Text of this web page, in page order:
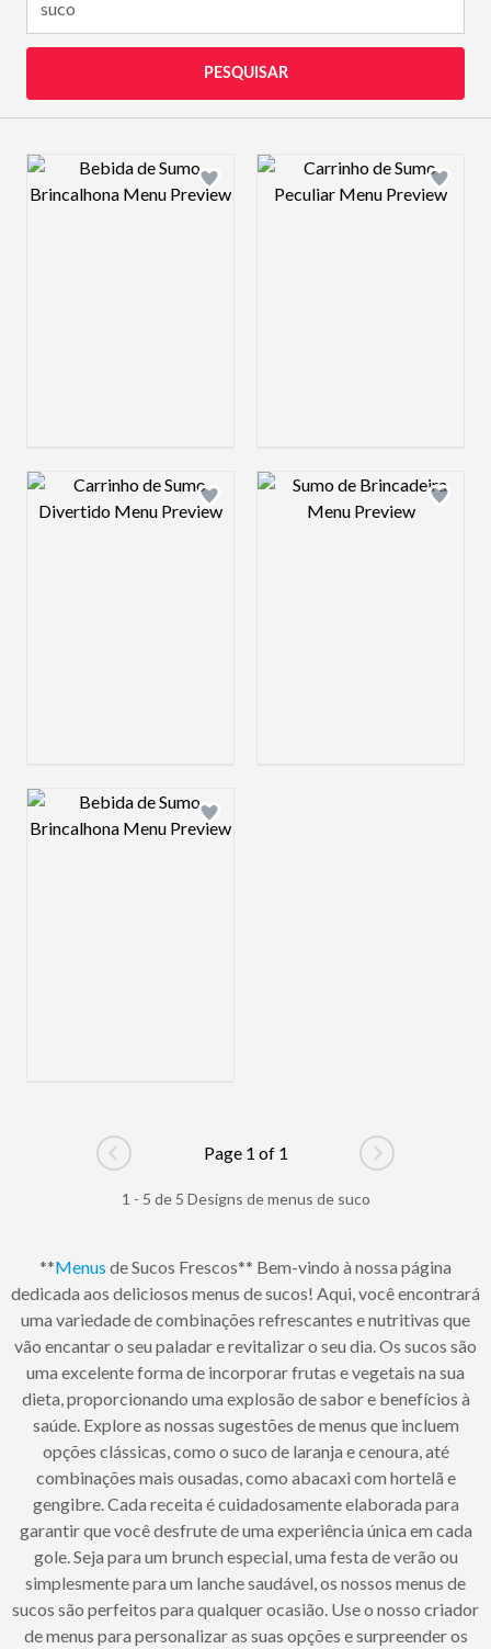
PESQUISAR
Design preview image Design preview
Design preview image Design preview
Design preview image
Go to previous page
Page 1 of 1
Go to next
1 - 5 de 5 Designs de menus de suco
**Menus de Sucos Frescos** Bem-vindo à nossa página
dedicada aos deliciosos menus de sucos! Aqui, você encontrará
uma variedade de combinações refrescantes e nutritivas que
vão encantar o seu paladar e revitalizar o seu dia. Os sucos são
uma excelente forma de incorporar frutas e vegetais na sua
dieta, proporcionando uma explosão de sabor e benefícios à
saúde. Explore as nossas sugestões de menus que incluem
opções clássicas, como o suco de laranja e cenoura, até
combinações mais ousadas, como abacaxi com hortelã e
gengibre. Cada receita é cuidadosamente elaborada para
garantir que você desfrute de uma experiência única em cada
gole. Seja para um brunch especial, uma festa de verão ou
simplesmente para um lanche saudável, os nossos menus de
sucos são perfeitos para qualquer ocasião. Use o nosso criador
de menus para personalizar as suas opções e surpreender os